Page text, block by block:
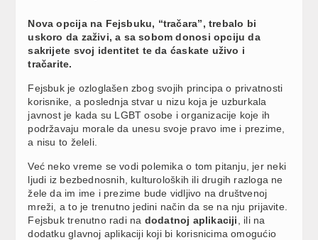
Nova opcija na Fejsbuku, “tračara”, trebalo bi
uskoro da zaživi, a sa sobom donosi opciju da
sakrijete svoj identitet te da ćaskate uživo i
tračarite.
Fejsbuk je ozloglašen zbog svojih principa o privatnosti
korisnike, a poslednja stvar u nizu koja je uzburkala
javnost je kada su LGBT osobe i organizacije koje ih
podržavaju morale da unesu svoje pravo ime i prezime,
a nisu to želeli.
Već neko vreme se vodi polemika o tom pitanju, jer neki
ljudi iz bezbednosnih, kulturoloških ili drugih razloga ne
žele da im ime i prezime bude vidljivo na društvenoj
mreži, a to je trenutno jedini način da se na nju prijavite.
Fejsbuk trenutno radi na dodatnoj aplikaciji
, ili na
dodatku glavnoj aplikaciji koji bi korisnicima omogućio